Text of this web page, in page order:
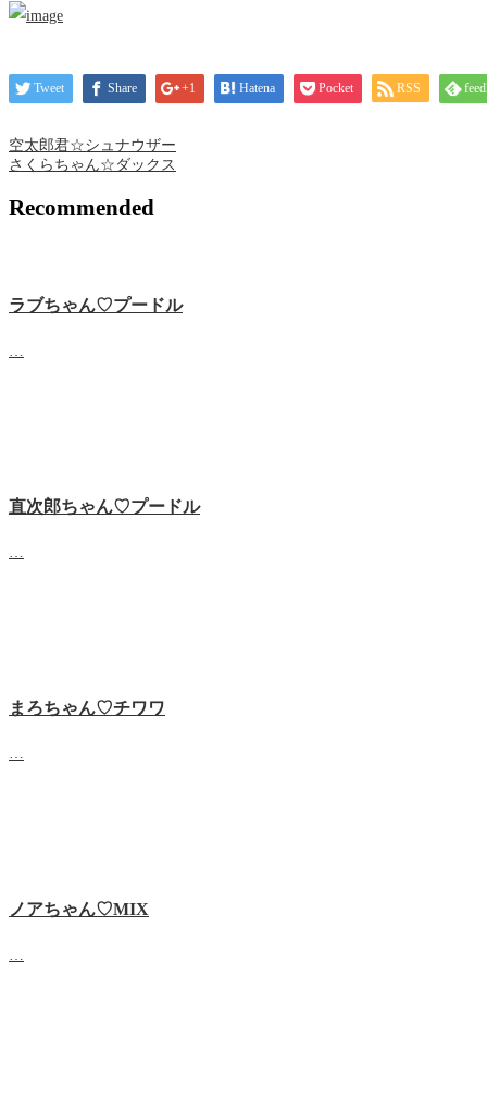
Tweet Share +1 Hatena Pocket RSS
空太郎君☆シュナウザー
さくらちゃん☆ダックス
Recommended
ラブちゃん♡プードル
直次郎ちゃん♡プードル
まろちゃん♡チワワ
ノアちゃん♡‬MIX